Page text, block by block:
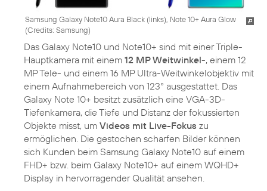
Samsung Galaxy Note10 Aura Black (links), Note 10+ Aura Glow
(Credits: Samsung)
Das Galaxy Note10 und Note10+ sind mit einer Triple-
Hauptkamera mit einem 12 MP Weitwinkel-, einem 12
MP Tele- und einem 16 MP Ultra-Weitwinkelobjektiv mit
einem Aufnahmebereich von 123° ausgestattet. Das
Galaxy Note 10+ besitzt zusätzlich eine VGA-3D-
Tiefenkamera, die Tiefe und Distanz der fokussierten
Objekte misst, um Videos mit Live-Fokus zu
ermöglichen. Die gestochen scharfen Bilder können
sich Kunden beim Samsung Galaxy Note10 auf einem
FHD+ bzw. beim Galaxy Note10+ auf einem WQHD+
Display in hervorragender Qualität ansehen.